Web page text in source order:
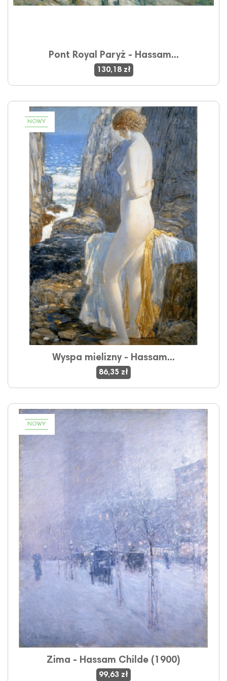
Pont Royal Paryż - Hassam...
130,18 zł
NOWY
Wyspa mielizny - Hassam...
86,35 zł
NOWY
Zima - Hassam Childe (1900)
99,63 zł